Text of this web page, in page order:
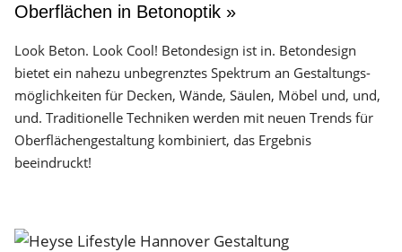
Oberflächen in Betonoptik »
Look Beton. Look Cool! Betondesign ist in. Betondesign
bietet ein nahezu unbegrenztes Spektrum an Gestaltungs­
möglichkeiten für Decken, Wände, Säulen, Möbel und, und,
und. Traditionelle Techniken werden mit neuen Trends für
Oberflächen­gestaltung kombiniert, das Ergebnis
beeindruckt!